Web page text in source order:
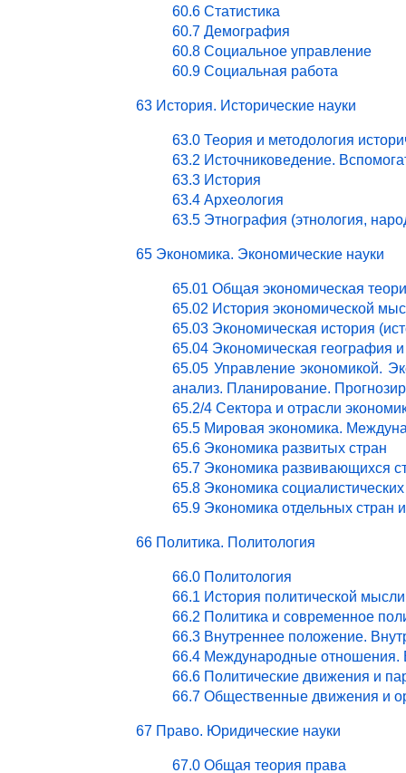
60.6 Статистика
60.7 Демография
60.8 Социальное управление
60.9 Социальная работа
63 История. Исторические науки
63.0 Теория и методология
63.2 Источниковедение.
63.3 История
63.4 Археология
63.5 Этнография (этнология,
65 Экономика. Экономические науки
65.01 Общая экономическая
65.02 История экономической
65.03 Экономическая история
65.04 Экономическая география
65.05 Управление экономикой.
анализ. Планирование.
65.2/4 Сектора и отрасли
65.5 Мировая экономика.
65.6 Экономика развитых стран
65.7 Экономика развивающихся
65.8 Экономика
65.9 Экономика отдельных стран
66 Политика. Политология
66.0 Политология
66.1 История политической мысли
66.2 Политика и современное
66.3 Внутреннее положение.
66.4 Международные отношения.
66.6 Политические движения и
66.7 Общественные движения и
67 Право. Юридические науки
67.0 Общая теория права